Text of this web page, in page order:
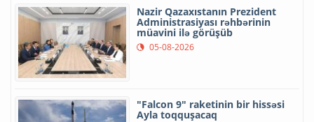
Nazir Qazaxıstanın Prezident
Administrasiyası rəhbərinin
müavini ilə görüşüb
05-08-2026
"Falcon 9" raketinin bir hissəsi
Ayla toqquşacaq